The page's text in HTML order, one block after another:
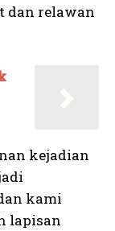
dan relawan
kejadian
kami
lapisan